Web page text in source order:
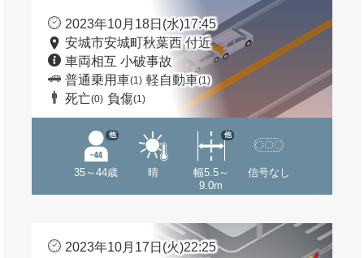
2023年10月18日(水)17:45
安城市安城町秋葉西 付近
車両相互 小破事故
普通乗用車(1) 軽自動車(1)
死亡(0) 負傷(1)
35～44歳
他
晴
幅5.5～
9.0m
他
信号なし
2023年10月17日(火)22:25